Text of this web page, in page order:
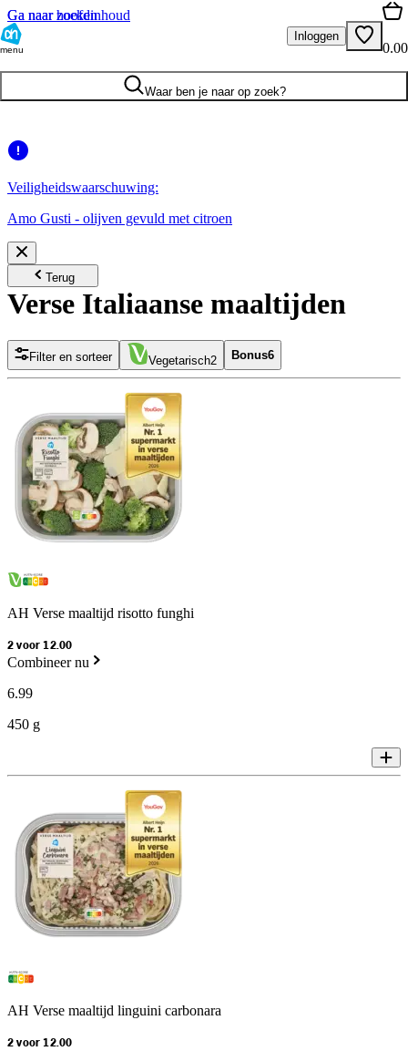
Ga naar hoofdinhoud
Ga naar zoeken
menu
Inloggen
0.00
Waar ben je naar op zoek?
Veiligheidswaarschuwing:
Amo Gusti - olijven gevuld met citroen
Terug
Verse Italiaanse maaltijden
Filter en sorteer Vegetarisch2 Bonus6
AH Verse maaltijd risotto funghi
2 voor 12.00
Combineer nu
6.99
450 g
AH Verse maaltijd linguini carbonara
2 voor 12.00